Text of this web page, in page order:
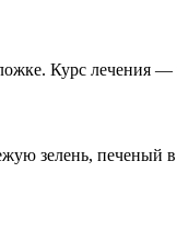
Курс лечения —
зелень, печеный в